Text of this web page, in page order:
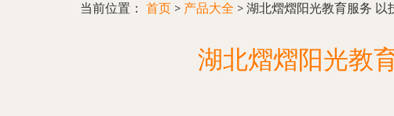
当前位置： 首页 > 产品大全 > 湖北熠熠阳光教育服务 以
湖北熠熠阳光教